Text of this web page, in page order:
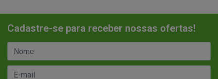
Cadastre-se para receber nossas ofertas!